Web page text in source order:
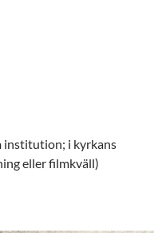
institution; i kyrkans
eller filmkväll)